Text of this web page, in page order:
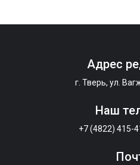
Адрес
г. Тверь, ул.
Наш
+7 (4822) 415-